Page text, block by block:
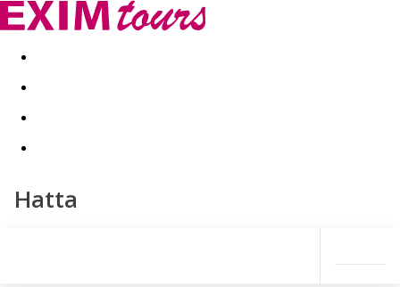
Akční nabídky Last minute
Hatta